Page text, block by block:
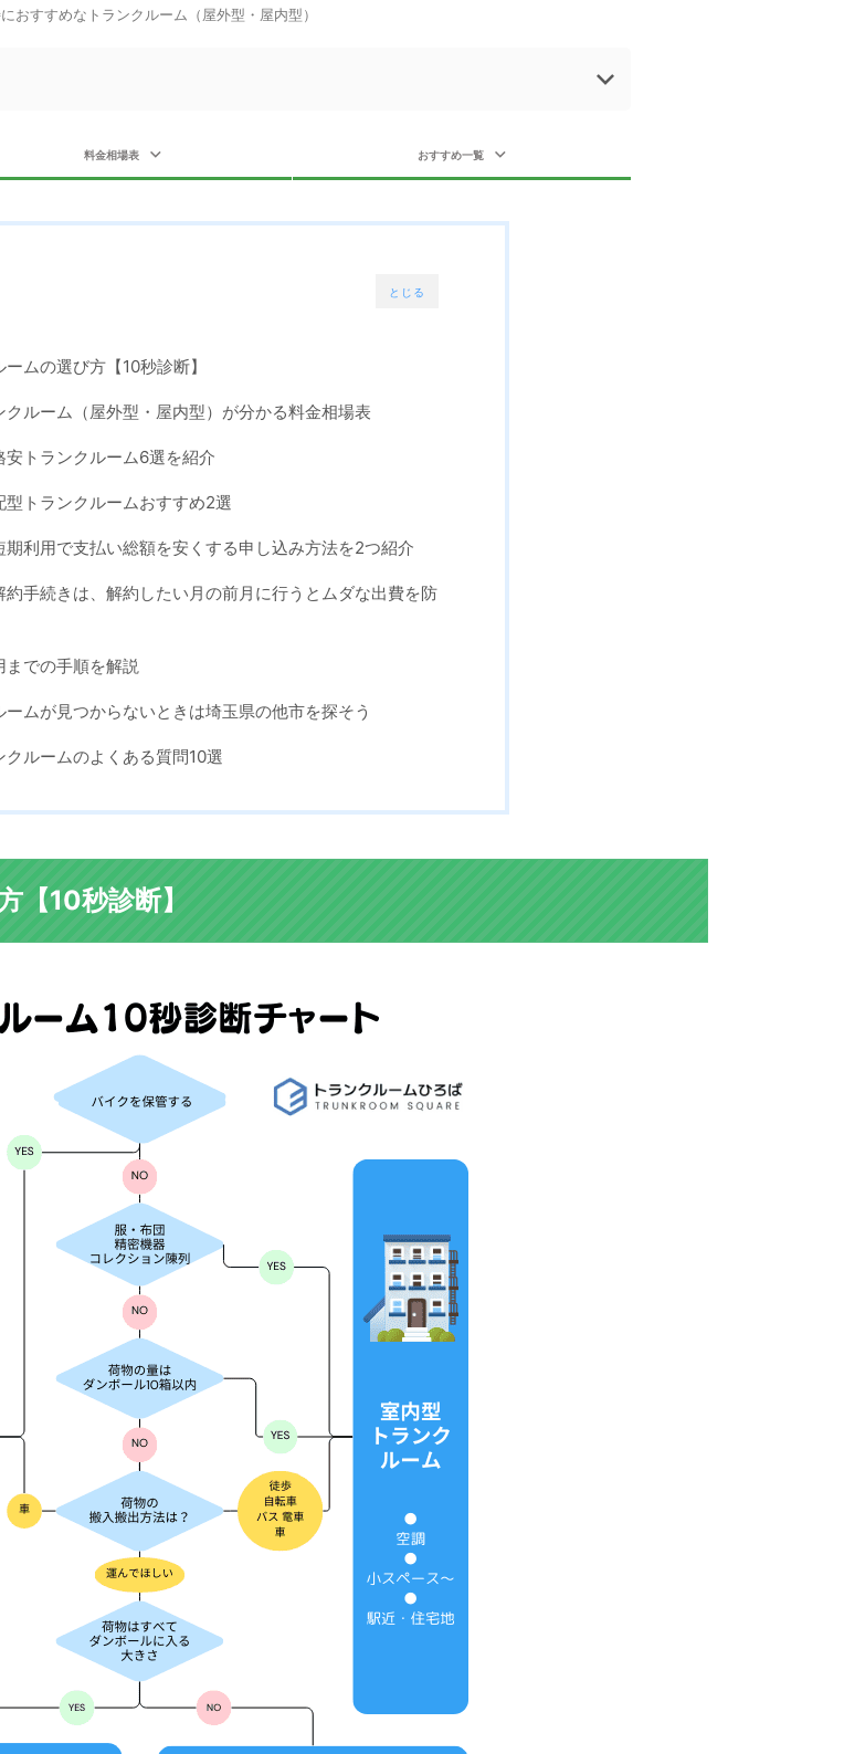
おすすめなトランクルーム（屋外型・屋内型）
料金相場表 おすすめ一覧
とじる
ムの選び方【10秒診断】
ルーム（屋外型・屋内型）が分かる料金相場表
トランクルーム6選を紹介
トランクルームおすすめ2選
期利用で支払い総額を安くする申し込み方法を2つ紹介
約手続きは、解約したい月の前月に行うとムダな出費を防
までの手順を解説
ムが見つからないときは埼玉県の他市を探そう
ルームのよくある質問10選
【10秒診断】